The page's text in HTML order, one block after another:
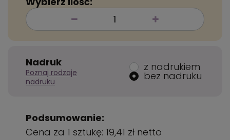
Nadruk
Poznaj rodzaje
nadruku
z nadrukiem
bez nadruku
Podsumowanie:
Cena za 1 sztukę: 19,41 zł netto